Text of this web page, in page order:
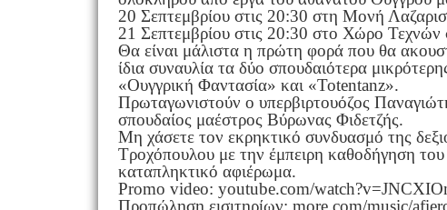
20 Σεπτεμβρίου στις 20:30 στη Μονή
21 Σεπτεμβρίου στις 20:30 στο Χώρο Τεχνών
Θα είναι μάλιστα η πρώτη φορά που θα
ίδια συναυλία τα δύο σπουδαιότερα
«Ουγγρική Φαντασία» και «Totentanz».
Πρωταγωνιστούν ο υπερβιρτουόζος
σπουδαίος μαέστρος Βύρωνας Φιδετζής.
Μη χάσετε τον εκρηκτικό συνδυασμό της
Τροχόπουλου με την έμπειρη καθοδήγηση
καταπληκτικό αφιέρωμα.
Promo video: youtube.com/
Προπώληση εισιτηρίων: more.com/music/